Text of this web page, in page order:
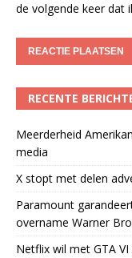
de volgende keer dat
RECENTE
Meerderheid
media
X stopt met delen
Paramount
overname Warner
Netflix wil met GTA